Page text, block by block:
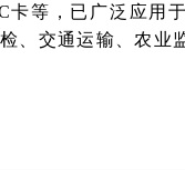
卡等，已广泛应用
、交通运输、农业